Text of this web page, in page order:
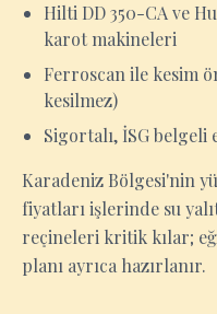
Hilti DD 350-CA ve
karot makineleri
Ferroscan ile kesim
kesilmez)
Sigortalı, İSG belgeli
Karadeniz Bölgesi'nin
fiyatları işlerinde su
reçineleri kritik kılar;
planı ayrıca hazırlanır.